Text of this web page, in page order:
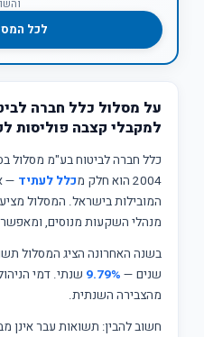
לכל
על מסלול כלל חברה
למקבלי קצבה פוליסות לפני
כלל חברה לביטוח בע"מ מסלול
2004 הוא חלק מ
כלל לעתיד —
המובילות בישראל. המסלול
מנהלי השקעות מנוסים,
בשנה האחרונה הציג המסלול
שנים — 9.79% שנתי. דמי
מהצבירה השנתית.
חשוב להבין: תשואות עבר אינן